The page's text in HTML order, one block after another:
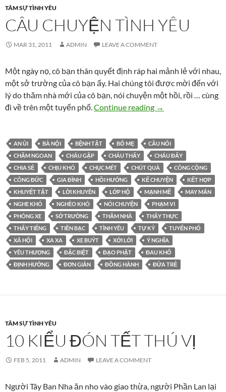
TÂM SỰ TÌNH YÊU
CÂU CHUYỆN TÌNH YÊU
MAR 31, 2011 ADMIN LEAVE A COMMENT
Một ngày nọ, cô bạn thân quyết định ráp hai mảnh lẻ với nhau,
một sở trường của cô bạn ấy. Hai chúng tôi được mời đến với
lý do thăm nhà mới của cô bạn, nói chuyện một hồi, rồi … cùng
đi về trên một tuyến phố.Continue reading Câu chuyện tình yêu
→
AN ỦI BÀ NỘI BỆNH TẬT BỐ MẸ
CẦU NỐI
CHĂM NGOAN
CHÁU GẶP CHÁU THẤY
CHÁU ĐẤY
CHIA SẺ
CHỊU KHÓ CHỤC MÉT CHÚT QUÀ
CÔNG CỘNG
CÔNG ĐỨC
GIA ĐÌNH HỒI HƯỚNG KỂ CHUYỆN
KẾT HỢP
KHUYẾT TẬT
LỜI KHUYÊN LỚP HỘ MẠNH MẼ
MAY MẮN
NGHE KHÓ
NGHÈO KHÓ NÓI CHUYỆN
PHẠM VI
PHÓNG XE
SỞ TRƯỜNG THĂM NHÀ
THẤY THỰC
THẤY TIẾNG
TIỀN BẠC TÌNH YÊU TỰ KỶ
TUYẾN PHỐ
XÃ HỘI
XA XA XE BUÝT XỞI LỞI
Ý NGHĨA
YÊU THƯƠNG
ĐẶC BIỆT ĐẠO PHẬT
ĐAU KHỔ
ĐỊNH HƯỚNG
ĐƠN GIẢN ĐỒNG HÀNH ĐỨA TRẺ
TÂM SỰ TÌNH YÊU
10 KIỂU ĐÓN TẾT THÚ VỊ
FEB 5, 2011 ADMIN LEAVE A COMMENT
Người Tây Ban Nha ăn nho vào giao thừa, người Phần Lan lại